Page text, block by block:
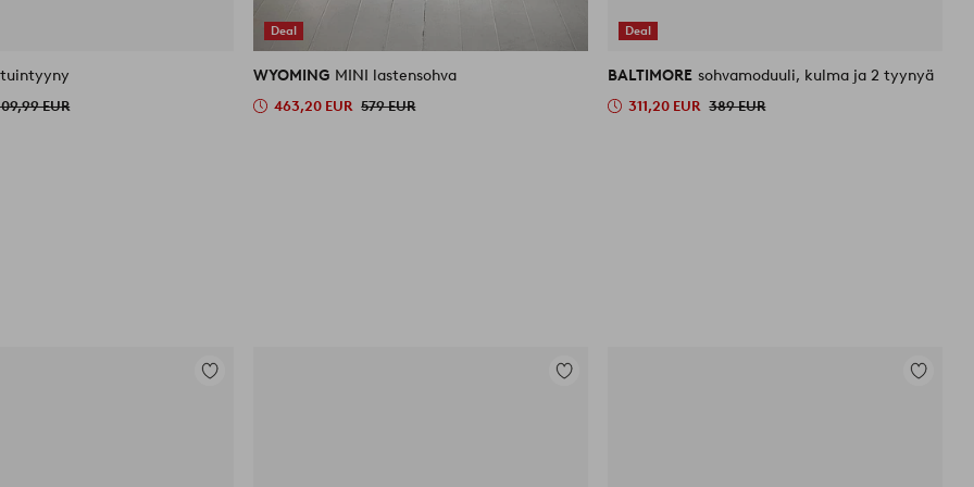
EUR
Deal
WYOMING MINI lastensohva
463,20 EUR 579 EUR
Deal
BALTIMORE sohvamoduuli, kulma ja 2 tyynyä
311,20 EUR 389 EUR
Lisää
Lisää
Lisää